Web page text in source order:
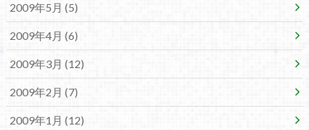
2009年5月 (5)
2009年4月 (6)
2009年3月 (12)
2009年2月 (7)
2009年1月 (12)